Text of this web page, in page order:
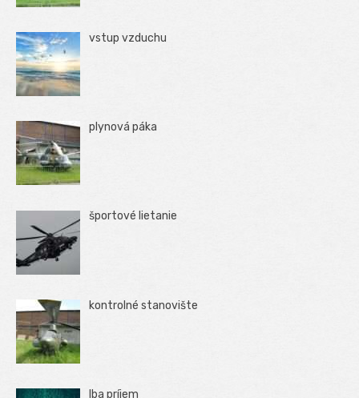
vstup vzduchu
plynová páka
športové lietanie
kontrolné stanovište
Iba príjem